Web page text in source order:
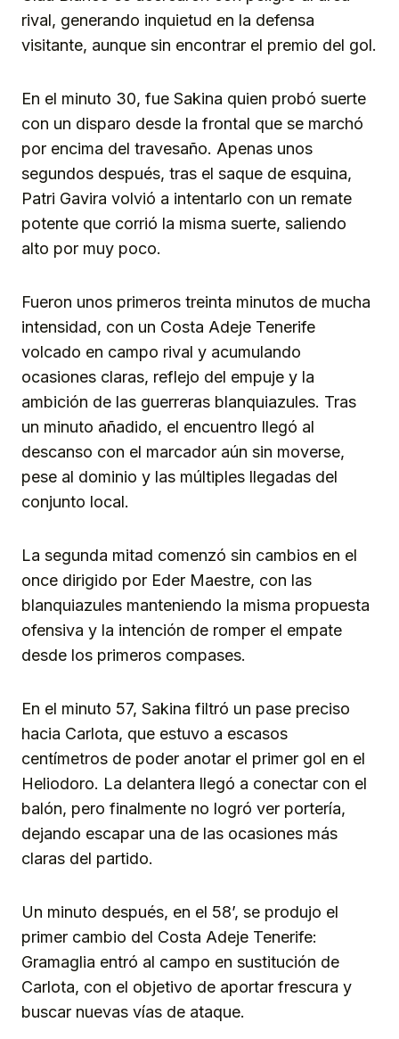
rival, generando inquietud en la defensa
visitante, aunque sin encontrar el premio del gol.
En el minuto 30, fue Sakina quien probó suerte
con un disparo desde la frontal que se marchó
por encima del travesaño. Apenas unos
segundos después, tras el saque de esquina,
Patri Gavira volvió a intentarlo con un remate
potente que corrió la misma suerte, saliendo
alto por muy poco.
Fueron unos primeros treinta minutos de mucha
intensidad, con un Costa Adeje Tenerife
volcado en campo rival y acumulando
ocasiones claras, reflejo del empuje y la
ambición de las guerreras blanquiazules. Tras
un minuto añadido, el encuentro llegó al
descanso con el marcador aún sin moverse,
pese al dominio y las múltiples llegadas del
conjunto local.
La segunda mitad comenzó sin cambios en el
once dirigido por Eder Maestre, con las
blanquiazules manteniendo la misma propuesta
ofensiva y la intención de romper el empate
desde los primeros compases.
En el minuto 57, Sakina filtró un pase preciso
hacia Carlota, que estuvo a escasos
centímetros de poder anotar el primer gol en el
Heliodoro. La delantera llegó a conectar con el
balón, pero finalmente no logró ver portería,
dejando escapar una de las ocasiones más
claras del partido.
Un minuto después, en el 58’, se produjo el
primer cambio del Costa Adeje Tenerife:
Gramaglia entró al campo en sustitución de
Carlota, con el objetivo de aportar frescura y
buscar nuevas vías de ataque.